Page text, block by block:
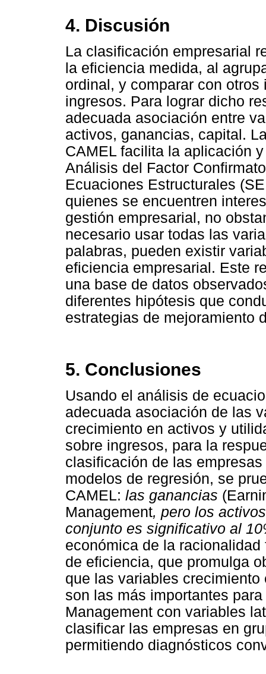
4. Discusión
La clasificación empresarial
la eficiencia medida, al
ordinal, y comparar con
ingresos. Para lograr dicho
adecuada asociación entre
activos, ganancias, capital.
CAMEL facilita la aplicación
Análisis del Factor
Ecuaciones Estructurales
quienes se encuentren
gestión empresarial, no
necesario usar todas las
palabras, pueden existir
eficiencia empresarial. Este
una base de datos
diferentes hipótesis que
estrategias de mejoramiento
5. Conclusiones
Usando el análisis de
adecuada asociación de las
crecimiento en activos y
sobre ingresos, para la
clasificación de las
modelos de regresión, se
CAMEL: las ganancias
Management, pero los
conjunto es significativo al
económica de la
de eficiencia, que promulga
que las variables
son las más importantes
Management con variables
clasificar las empresas en
permitiendo diagnósticos